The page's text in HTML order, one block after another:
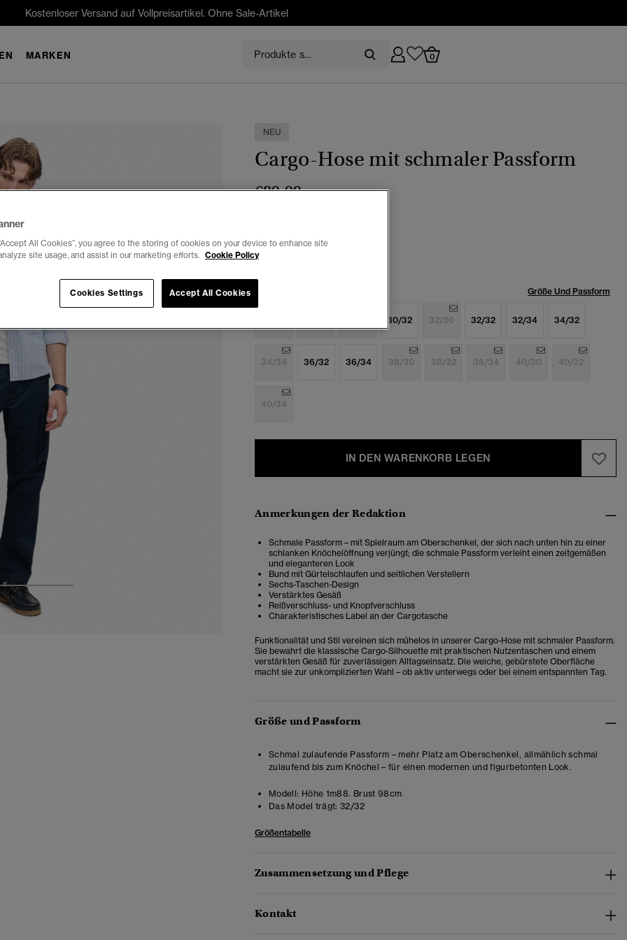
Kostenloser Versand auf Vollpreisartikel. Ohne Sale-Artikel
MARKEN 0
3 4
NEU
Cargo-Hose mit schmaler Passform
€89.99
Ausgewählt
Größe Und Passform
30/32 32/30 32/32 32/34 34/32
34/34 36/32 36/34 38/30 38/32 38/34 40/30 40/32
40/34
IN DEN WARENKORB LEGEN
Anmerkungen der Redaktion
Schmale Passform – mit Spielraum am Oberschenkel, der sich nach unten hin zu einer
schlanken Knöchelöffnung verjüngt; die schmale Passform verleiht einen zeitgemäßen
und eleganteren Look
Bund mit Gürtelschlaufen und seitlichen Verstellern
Sechs-Taschen-Design
Verstärktes Gesäß
Reißverschluss- und Knopfverschluss
Charakteristisches Label an der Cargotasche
Funktionalität und Stil vereinen sich mühelos in unserer Cargo-Hose mit schmaler Passform.
Sie bewahrt die klassische Cargo-Silhouette mit praktischen Nutzentaschen und einem
verstärkten Gesäß für zuverlässigen Alltagseinsatz. Die weiche, gebürstete Oberfläche
macht sie zur unkomplizierten Wahl – ob aktiv unterwegs oder bei einem entspannten Tag.
Größe und Passform
Schmal zulaufende Passform – mehr Platz am Oberschenkel, allmählich schmal
zulaufend bis zum Knöchel – für einen modernen und figurbetonten Look.
Modell: Höhe 1m88. Brust 98cm
Das Model trägt: 32/32
Größentabelle
Zusammensetzung und Pflege
Kontakt
All Cookies”, you agree to the storing of cookies on your device to enhance site
site usage, and assist in our marketing efforts. Cookie Policy
Accept All Cookies
Cookies Settings